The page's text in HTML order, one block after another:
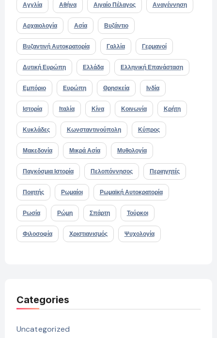
Αγγλία Αθήνα Αιγαίο Πέλαγος Αναγέννηση
Αρχαιολογία Ασία Βυζάντιο
Βυζαντινή Αυτοκρατορία Γαλλία Γερμανοί
Δυτική Ευρώπη Ελλάδα Ελληνική Επανάσταση
Εμπόριο Ευρώπη Θρησκεία Ινδία
Ιστορία Ιταλία Κίνα Κοινωνία Κρήτη
Κυκλάδες Κωνσταντινούπολη Κύπρος
Μακεδονία Μικρά Ασία Μυθολογία
Παγκόσμια Ιστορία Πελοπόννησος Περιηγητές
Ποιητής Ρωμαίοι Ρωμαϊκή Αυτοκρατορία
Ρωσία Ρώμη Σπάρτη Τούρκοι
Φιλοσοφία Χριστιανισμός Ψυχολογία
Categories
Uncategorized